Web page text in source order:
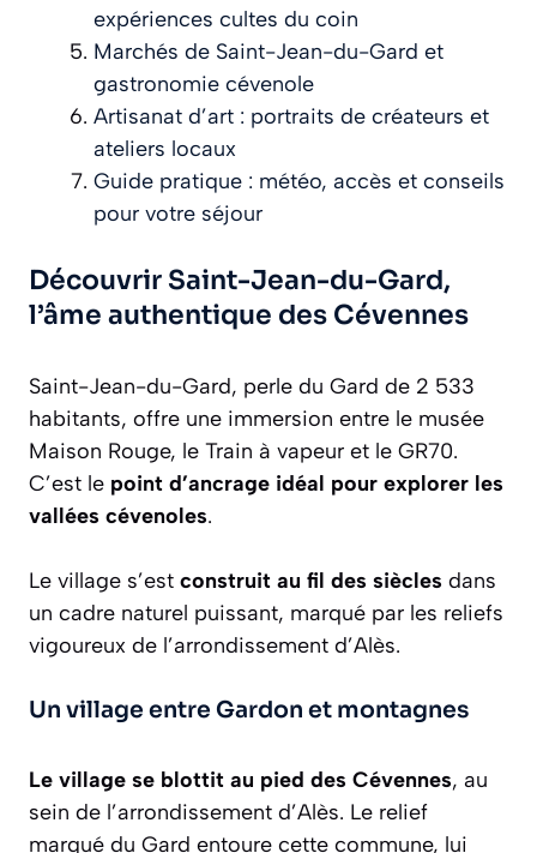
expériences cultes du coin
Marchés de Saint-Jean-du-Gard et
gastronomie cévenole
Artisanat d’art : portraits de créateurs et
ateliers locaux
Guide pratique : météo, accès et conseils
pour votre séjour
Découvrir Saint-Jean-du-Gard,
l’âme authentique des Cévennes
Saint-Jean-du-Gard, perle du Gard de 2 533
habitants, offre une immersion entre le musée
Maison Rouge, le Train à vapeur et le GR70.
C’est le point d’ancrage idéal pour explorer les
vallées cévenoles.
Le village s’est construit au fil des siècles dans
un cadre naturel puissant, marqué par les reliefs
vigoureux de l’arrondissement d’Alès.
Un village entre Gardon et montagnes
Le village se blottit au pied des Cévennes, au
sein de l’arrondissement d’Alès. Le relief
marqué du Gard entoure cette commune, lui